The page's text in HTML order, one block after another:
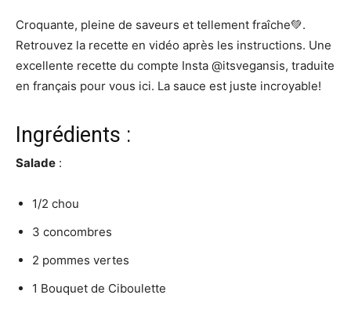
Croquante, pleine de saveurs et tellement fraîche💚.
Retrouvez la recette en vidéo après les instructions. Une
excellente recette du compte Insta @itsvegansis, traduite
en français pour vous ici. La sauce est juste incroyable!
Ingrédients :
Salade :
1/2 chou
3 concombres
2 pommes vertes
1 Bouquet de Ciboulette